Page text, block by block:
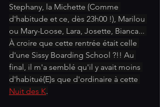
Stephany, la Michette (Comme
d'habitude et ce, dès 23h00 !), Marilou
ou Mary-Loose, Lara, Josette, Bianca...
À croire que cette rentrée était celle
d'une Sissy Boarding School ?!! Au
final, il m'a semblé qu'il y avait moins
d'habitué(E)s que d'ordinaire à cette
Nuit des K.